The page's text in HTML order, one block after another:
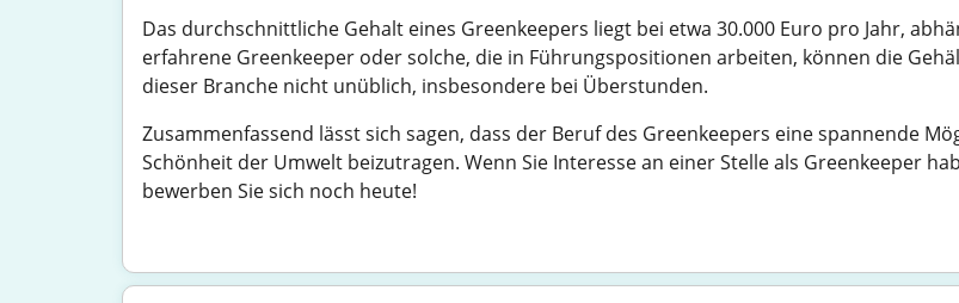
Das durchschnittliche Gehalt eines Greenkeepers liegt bei etwa 30.000 Euro pro Jahr,
erfahrene Greenkeeper oder solche, die in Führungspositionen arbeiten, können die
dieser Branche nicht unüblich, insbesondere bei Überstunden.
Zusammenfassend lässt sich sagen, dass der Beruf des Greenkeepers eine spannende
Schönheit der Umwelt beizutragen. Wenn Sie Interesse an einer Stelle als Greenkeeper
bewerben Sie sich noch heute!